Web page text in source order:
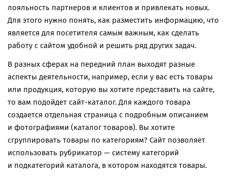
лояльность партнеров и клиентов и привлекать новых.
Для этого нужно понять, как разместить информацию, что
является для посетителя самым важным, как сделать
работу с сайтом удобной и решить ряд других задач.
В разных сферах на передний план выходят разные
аспекты деятельности, например, если у вас есть товары
или продукция, которую вы хотите представить на сайте,
то вам подойдет сайт-каталог. Для каждого товара
создается отдельная страница с подробным описанием
и фотографиями (каталог товаров). Вы хотите
сгруппировать товары по категориям? Сайт позволяет
использовать рубрикатор — систему категорий
и подкатегорий каталога, в котором находятся товары.